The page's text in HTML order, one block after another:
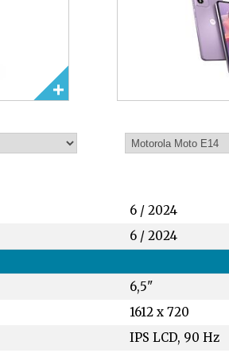
6 / 2024
6 / 2024
6,5"
1612 x 720
IPS LCD, 90 Hz